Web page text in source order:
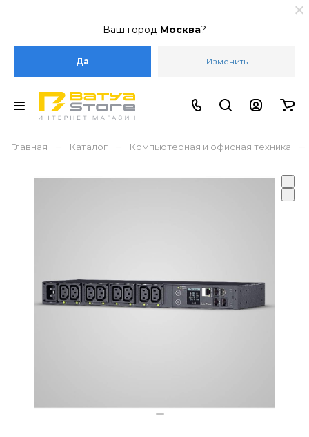
Ваш город Москва?
Да Изменить
Главная – Каталог – Компьютерная и офисная техника –